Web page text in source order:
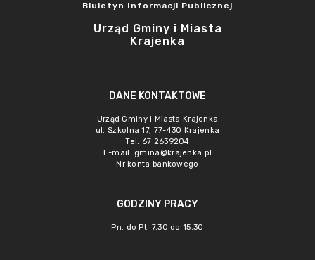
Biuletyn Informacji Publicznej
Urząd Gminy i Miasta
Krajenka
DANE KONTAKTOWE
Urząd Gminy i Miasta Krajenka
ul. Szkolna 17, 77-430 Krajenka
Tel. 67 2639204
E-mail: gmina@krajenka.pl
Nr konta bankowego
GODZINY PRACY
Pn. do Pt. 7.30 do 15.30